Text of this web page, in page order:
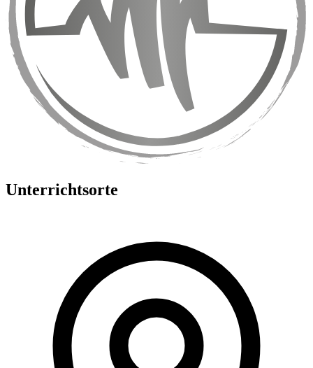
Unterrichtsorte